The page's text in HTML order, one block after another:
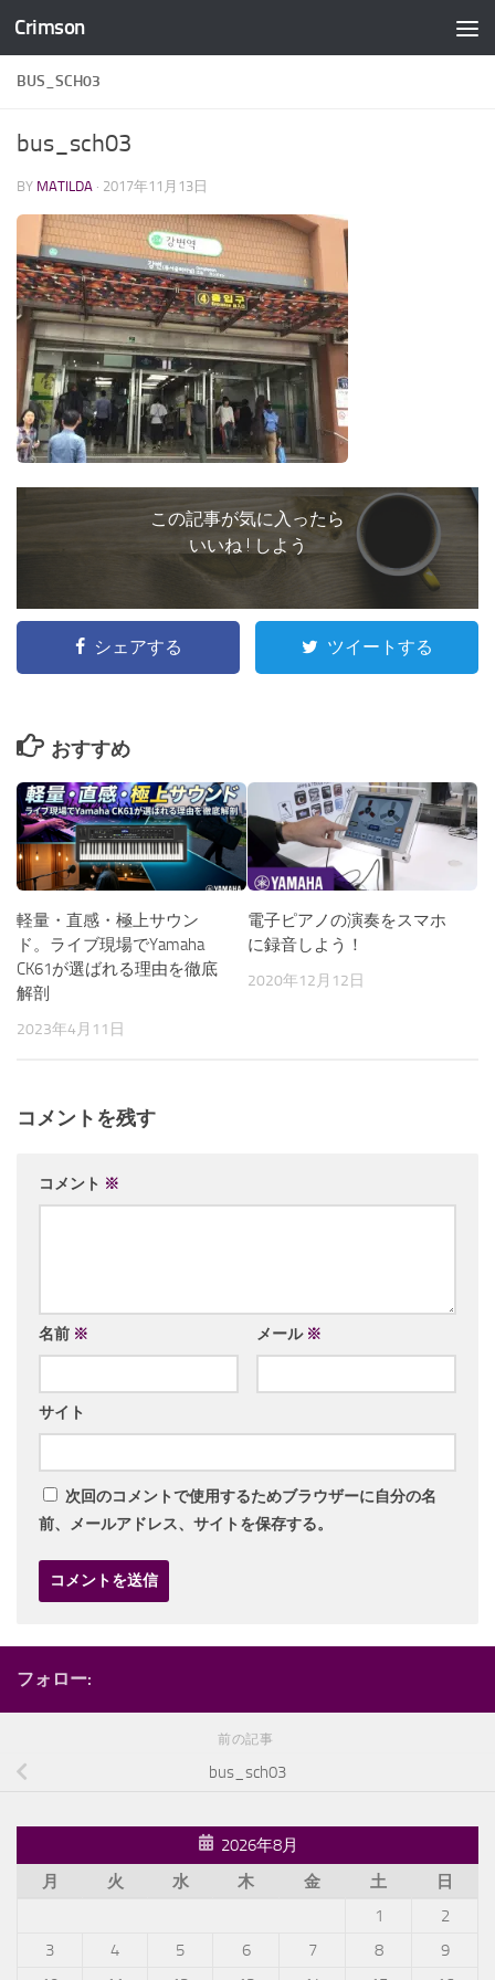
コンテンツへスキップ
Crimson
BUS_SCH03
bus_sch03
BY MATILDA · 2017年11月13日
この記事が気に入ったら
いいね ! しよう
シェアする ツイートする
おすすめ
軽量・直感・極上サウン
ド。ライブ現場でYamaha
CK61が選ばれる理由を徹底
解剖
2023年4月11日
電子ピアノの演奏をスマホ
に録音しよう！
2020年12月12日
コメントを残す
コメント ※
名前 ※ メール ※
サイト
次回のコメントで使用するためブラウザーに自分の名
前、メールアドレス、サイトを保存する。
フォロー:
前の記事
bus_sch03
2026年8月
月
火 水 木 金 土
日
1
2
3
4 5 6 7 8
9